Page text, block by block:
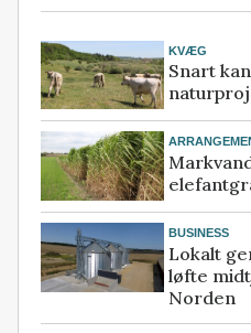
KVÆG
Snart
BUSINESS
Lokalt
løfte
Norden